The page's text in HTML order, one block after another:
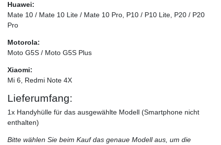
Huawei:
Mate 10 / Mate 10 Lite / Mate 10 Pro, P10 / P10 Lite, P20 / P20
Pro
Motorola:
Moto G5S / Moto G5S Plus
Xiaomi:
Mi 6, Redmi Note 4X
Lieferumfang:
1x Handyhülle für das ausgewählte Modell (Smartphone nicht
enthalten)
Bitte wählen Sie beim Kauf das genaue Modell aus, um die